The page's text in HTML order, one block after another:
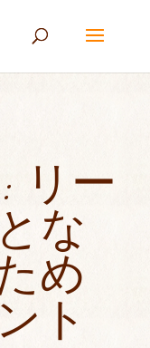
リー
な
め
ト